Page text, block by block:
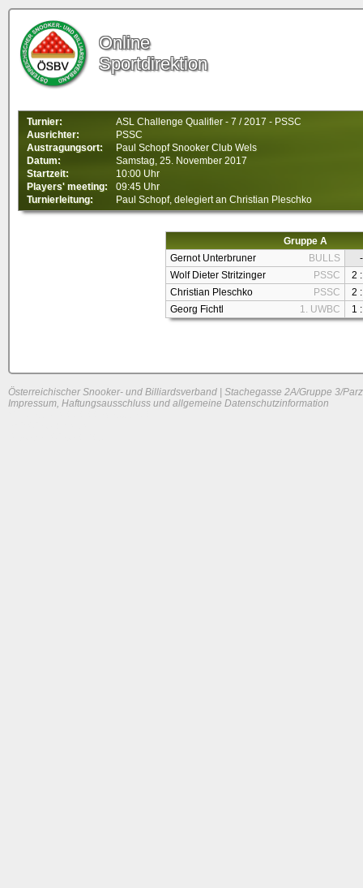
Online
Sportdirektion
Turnier:
ASL Challenge Qualifier - 7 / 2017 - PSSC
Ausrichter:
PSSC
Austragungsort:
Paul Schopf Snooker Club Wels
Datum:
Samstag, 25. November 2017
Startzeit:
10:00 Uhr
Players' meeting:
09:45 Uhr
Turnierleitung:
Paul Schopf, delegiert an Christian Pleschko
Gruppe A
Gernot Unterbruner
BULLS
-
Wolf Dieter Stritzinger
PSSC
2
Christian Pleschko
PSSC
2
Georg Fichtl
1. UWBC 1
Österreichischer Snooker- und Billiardsverband | Stachegasse 2A/Gruppe 3/
Impressum, Haftungsausschluss und allgemeine Datenschutzinformation